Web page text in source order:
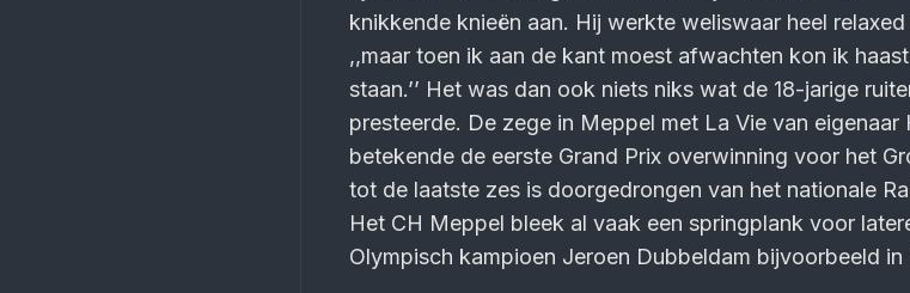
knikkende knieën aan. Hij werkte weliswaar heel
,,maar toen ik aan de kant moest afwachten kon ik
staan.’’ Het was dan ook niets niks wat de 18-jarige
presteerde. De zege in Meppel met La Vie van
betekende de eerste Grand Prix overwinning voor het
tot de laatste zes is doorgedrongen van het nationale
Het CH Meppel bleek al vaak een springplank voor
Olympisch kampioen Jeroen Dubbeldam bijvoorbeeld in